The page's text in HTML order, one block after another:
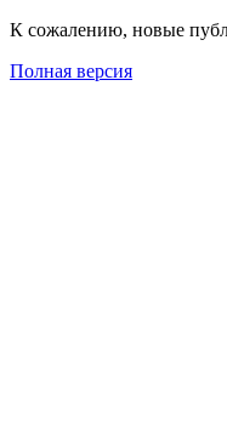
К сожалению, новые
Полная версия